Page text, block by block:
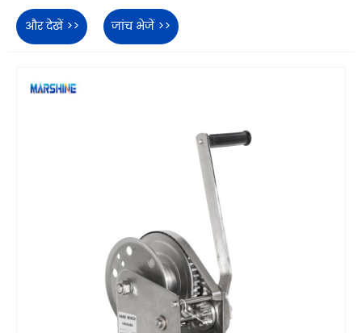
और देखें >> जांच भेजें >>